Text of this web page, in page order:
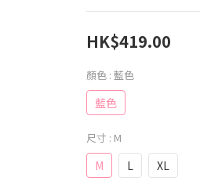
HK$419.00
顏色 : 藍色
藍色
尺寸 : M
M L XL